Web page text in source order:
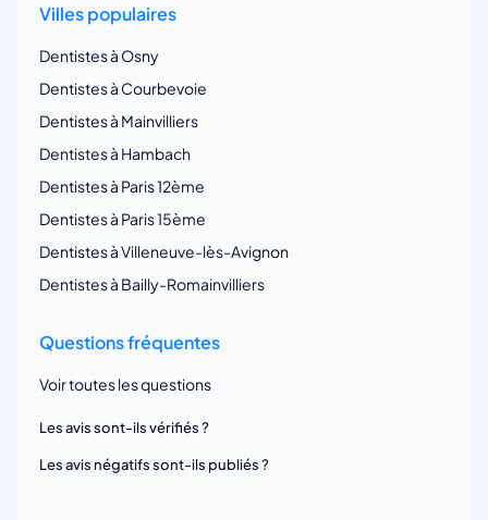
Villes populaires
Dentistes à Osny
Dentistes à Courbevoie
Dentistes à Mainvilliers
Dentistes à Hambach
Dentistes à Paris 12ème
Dentistes à Paris 15ème
Dentistes à Villeneuve-lès-Avignon
Dentistes à Bailly-Romainvilliers
Questions fréquentes
Voir toutes les questions
Les avis sont-ils vérifiés ?
Les avis négatifs sont-ils publiés ?